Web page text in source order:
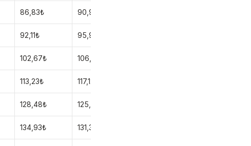
86,83₺ 90,90₺
92,11₺ 95,90₺
102,67₺ 106,00₺
113,23₺ 117,12₺
128,48₺ 125,01₺
134,93₺ 131,35₺